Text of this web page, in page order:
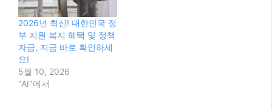
2026년 최신! 대한민국 정
부 지원 복지 혜택 및 정책
자금, 지금 바로 확인하세
요!
5월 10, 2026
"AI"에서